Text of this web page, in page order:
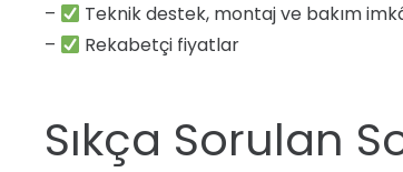
–
Teknik destek, montaj ve bakım
–
Rekabetçi fiyatlar
Sıkça Sorulan